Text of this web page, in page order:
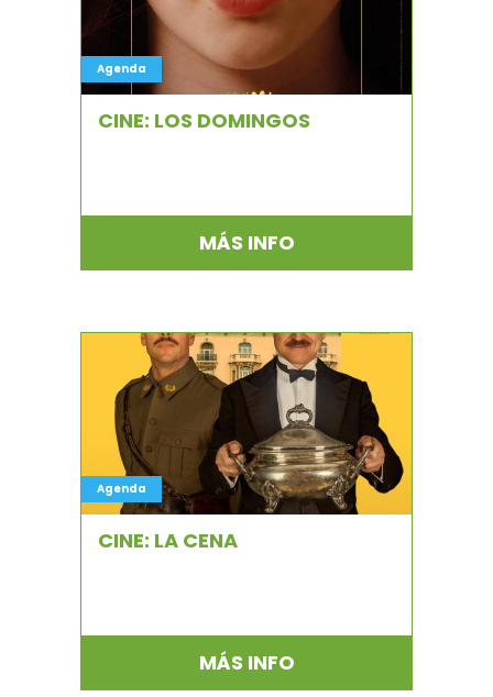
Agenda
CINE: LOS DOMINGOS
MÁS INFO
Agenda
CINE: LA CENA
MÁS INFO